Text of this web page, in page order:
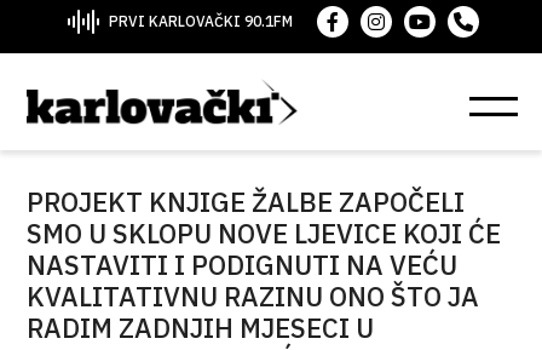
PRVI KARLOVAČKI 90.1FM
PROJEKT KNJIGE ŽALBE ZAPOČELI
SMO U SKLOPU NOVE LJEVICE KOJI ĆE
NASTAVITI I PODIGNUTI NA VEĆU
KVALITATIVNU RAZINU ONO ŠTO JA
RADIM ZADNJIH MJESECI U